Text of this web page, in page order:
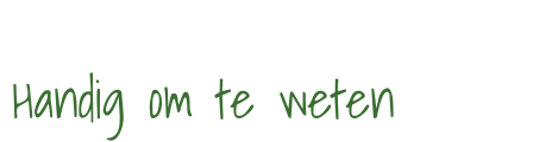
Handig om te weten